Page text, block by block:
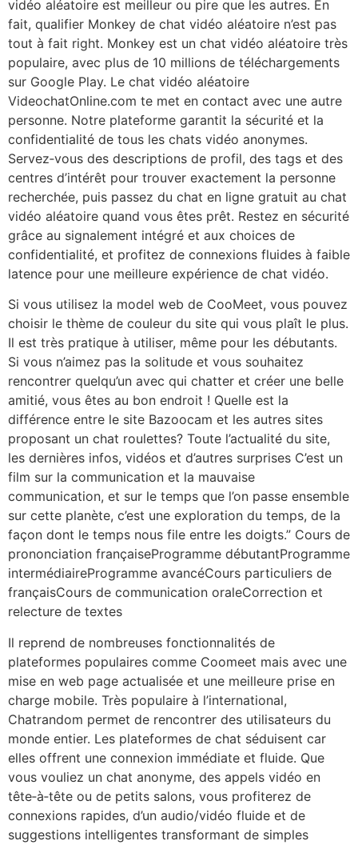
vidéo aléatoire est meilleur ou pire que les autres. En
fait, qualifier Monkey de chat vidéo aléatoire n’est pas
tout à fait right. Monkey est un chat vidéo aléatoire très
populaire, avec plus de 10 millions de téléchargements
sur Google Play. Le chat vidéo aléatoire
VideochatOnline.com te met en contact avec une autre
personne. Notre plateforme garantit la sécurité et la
confidentialité de tous les chats vidéo anonymes.
Servez‑vous des descriptions de profil, des tags et des
centres d’intérêt pour trouver exactement la personne
recherchée, puis passez du chat en ligne gratuit au chat
vidéo aléatoire quand vous êtes prêt. Restez en sécurité
grâce au signalement intégré et aux choices de
confidentialité, et profitez de connexions fluides à faible
latence pour une meilleure expérience de chat vidéo.
Si vous utilisez la model web de CooMeet, vous pouvez
choisir le thème de couleur du site qui vous plaît le plus.
Il est très pratique à utiliser, même pour les débutants.
Si vous n’aimez pas la solitude et vous souhaitez
rencontrer quelqu’un avec qui chatter et créer une belle
amitié, vous êtes au bon endroit ! Quelle est la
différence entre le site Bazoocam et les autres sites
proposant un chat roulettes? Toute l’actualité du site,
les dernières infos, vidéos et d’autres surprises C’est un
film sur la communication et la mauvaise
communication, et sur le temps que l’on passe ensemble
sur cette planète, c’est une exploration du temps, de la
façon dont le temps nous file entre les doigts.” Cours de
prononciation françaiseProgramme débutantProgramme
intermédiaireProgramme avancéCours particuliers de
françaisCours de communication oraleCorrection et
relecture de textes
Il reprend de nombreuses fonctionnalités de
plateformes populaires comme Coomeet mais avec une
mise en web page actualisée et une meilleure prise en
charge mobile. Très populaire à l’international,
Chatrandom permet de rencontrer des utilisateurs du
monde entier. Les plateformes de chat séduisent car
elles offrent une connexion immédiate et fluide. Que
vous vouliez un chat anonyme, des appels vidéo en
tête‑à‑tête ou de petits salons, vous profiterez de
connexions rapides, d’un audio/vidéo fluide et de
suggestions intelligentes transformant de simples